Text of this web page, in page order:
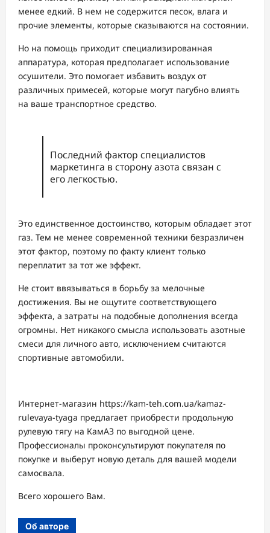
менее едкий. В нем не содержится песок, влага и
прочие элементы, которые сказываются на состоянии.
Но на помощь приходит специализированная
аппаратура, которая предполагает использование
осушители. Это помогает избавить воздух от
различных примесей, которые могут пагубно влиять
на ваше транспортное средство.
Последний фактор специалистов
маркетинга в сторону азота связан с
его легкостью.
Это единственное достоинство, которым обладает этот
газ. Тем не менее современной техники безразличен
этот фактор, поэтому по факту клиент только
переплатит за тот же эффект.
Не стоит ввязываться в борьбу за мелочные
достижения. Вы не ощутите соответствующего
эффекта, а затраты на подобные дополнения всегда
огромны. Нет никакого смысла использовать азотные
смеси для личного авто, исключением считаются
спортивные автомобили.
Интернет-магазин https://kam-teh.com.ua/kamaz-
rulevaya-tyaga предлагает приобрести продольную
рулевую тягу на КамАЗ по выгодной цене.
Профессионалы проконсультируют покупателя по
покупке и выберут новую деталь для вашей модели
самосвала.
Всего хорошего Вам.
Об авторе